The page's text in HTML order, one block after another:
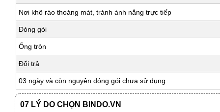
Nơi khô ráo thoáng mát, tránh ánh nắng trực tiếp
Đóng gói
Ống tròn
Đổi trả
03 ngày và còn nguyên đóng gói chưa sử dụng
07 LÝ DO CHỌN BINDO.VN